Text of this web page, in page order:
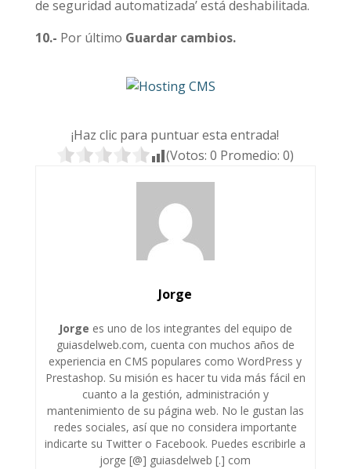
de seguridad automatizada’ está deshabilitada.
10.- Por último Guardar cambios.
¡Haz clic para puntuar esta entrada!
(Votos:0 Promedio:0)
Jorge
Jorge es uno de los integrantes del equipo de
guiasdelweb.com, cuenta con muchos años de
experiencia en CMS populares como WordPress y
Prestashop. Su misión es hacer tu vida más fácil en
cuanto a la gestión, administración y
mantenimiento de su página web. No le gustan las
redes sociales, así que no considera importante
indicarte su Twitter o Facebook. Puedes escribirle a
jorge [@] guiasdelweb [.] com